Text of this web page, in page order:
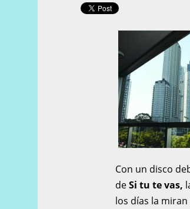
Con un disco
deSi tu te vas,
los días la